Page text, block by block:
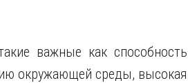
важные как способность
окружающей среды, высокая